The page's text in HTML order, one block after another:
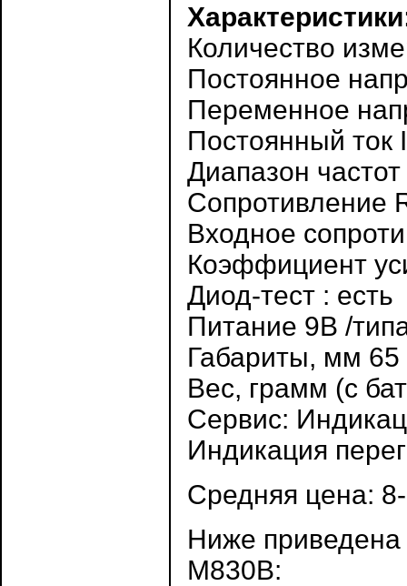
Количество
Постоянное
Переменное
Постоянный ток
Диапазон
Входное
Коэффициент
Диод-тест : есть
Питание 9В /
Габариты, мм 65
Вес, грамм (с
Сервис:
Индикация
Средняя цена:
Ниже
M830B: